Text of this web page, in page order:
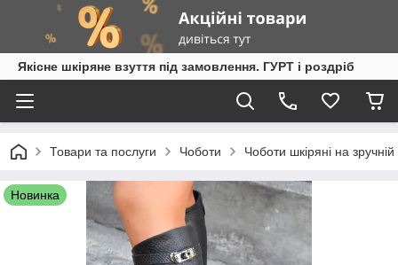
Якісне шкіряне взуття під замовлення. ГУРТ і роздріб
Товари та послуги Чоботи Чоботи шкіряні на зручній
Новинка